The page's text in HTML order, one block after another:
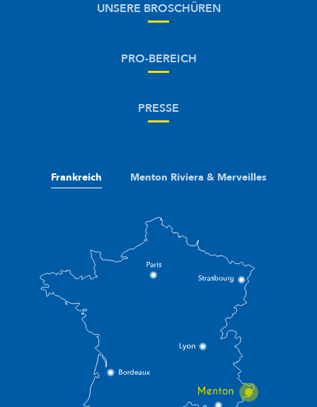
UNSERE BROSCHÜREN
PRO-BEREICH
PRESSE
Frankreich Menton Riviera & Merveilles